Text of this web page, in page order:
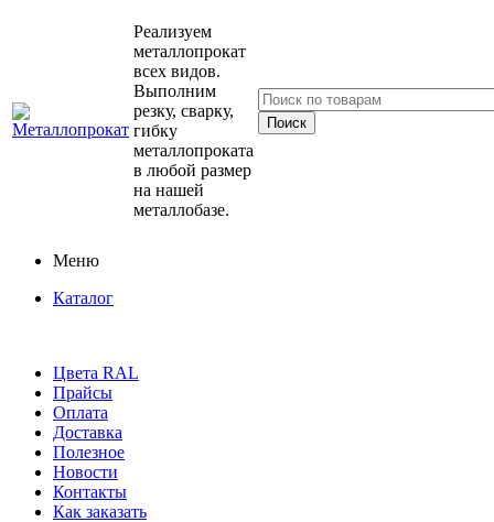
Реализуем
металлопрокат
всех видов.
Выполним
резку, сварку,
гибку
металлопроката
в любой размер
на нашей
металлобазе.
Меню
Каталог
Цвета RAL
Прайсы
Оплата
Доставка
Полезное
Новости
Контакты
Как заказать